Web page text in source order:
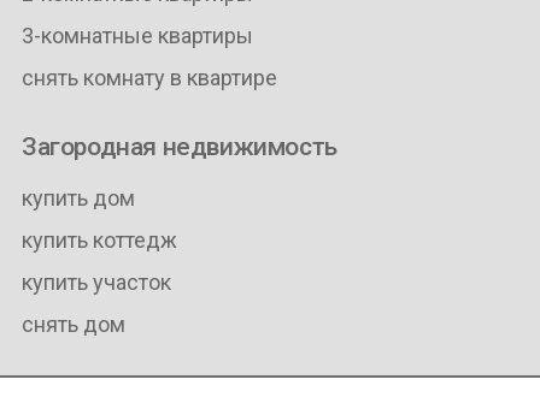
3-комнатные квартиры
снять комнату в квартире
Загородная недвижимость
купить дом
купить коттедж
купить участок
снять дом